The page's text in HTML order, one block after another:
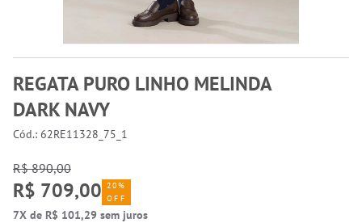
REGATA PURO LINHO MELINDA
DARK NAVY
Cód.: 62RE11328_75_1
R$ 890,00
R$ 709,00 20%
OFF
7X de R$ 101,29 sem juros